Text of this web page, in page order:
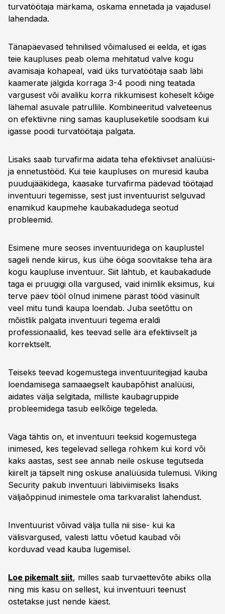
turvatöötaja märkama, oskama ennetada ja vajadusel
lahendada.
Tänapäevased tehnilised võimalused ei eelda, et igas
teie kaupluses peab olema mehitatud valve kogu
avamisaja kohapeal, vaid üks turvatöötaja saab läbi
kaamerate jälgida korraga 3-4 poodi ning teatada
vargusest või avaliku korra rikkumisest koheselt kõige
lähemal asuvale patrullile. Kombineeritud valveteenus
on efektiivne ning samas kaupluseketile soodsam kui
igasse poodi turvatöötaja palgata.
Lisaks saab turvafirma aidata teha efektiivset analüüsi-
ja ennetustööd. Kui teie kaupluses on muresid kauba
puudujääkidega, kaasake turvafirma pädevad töötajad
inventuuri tegemisse, sest just inventuurist selguvad
enamikud kaupmehe kaubakadudega seotud
probleemid.
Esimene mure seoses inventuuridega on kauplustel
sageli nende kiirus, kus ühe ööga soovitakse teha ära
kogu kaupluse inventuur. Siit lähtub, et kaubakadude
taga ei pruugigi olla vargused, vaid inimlik eksimus, kui
terve päev tööl olnud inimene pärast tööd väsinult
veel mitu tundi kaupa loendab. Juba seetõttu on
mõistlik palgata inventuuri tegema eraldi
professionaalid, kes teevad selle ära efektiivselt ja
korrektselt.
Teiseks teevad kogemustega inventuuritegijad kauba
loendamisega samaaegselt kaubapõhist analüüsi,
aidates välja selgitada, milliste kaubagruppide
probleemidega tasub eelkõige tegeleda.
Väga tähtis on, et inventuuri teeksid kogemustega
inimesed, kes tegelevad sellega rohkem kui kord või
kaks aastas, sest see annab neile oskuse tegutseda
kiirelt ja täpselt ning oskuse analüüsida tulemusi. Viking
Security pakub inventuuri läbiviimiseks lisaks
väljaõppinud inimestele oma tarkvaralist lahendust.
Inventuurist võivad välja tulla nii sise- kui ka
välisvargused, valesti lattu võetud kaubad või
korduvad vead kauba lugemisel.
Loe pikemalt siit, milles saab turvaettevõte abiks olla
ning mis kasu on sellest, kui inventuuri teenust
ostetakse just nende käest.